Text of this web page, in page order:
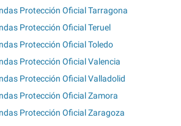
Protección Oficial Tarragona
Protección Oficial Teruel
Protección Oficial Toledo
Protección Oficial Valencia
Protección Oficial Valladolid
Protección Oficial Zamora
Protección Oficial Zaragoza